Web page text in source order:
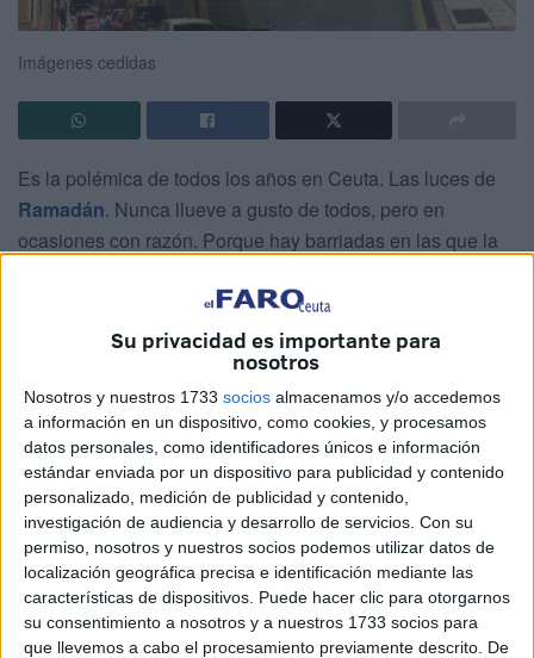
Su privacidad es importante para
nosotros
Nosotros y nuestros 1733 socios almacenamos y/o accedemos
a información en un dispositivo, como cookies, y procesamos
datos personales, como identificadores únicos e información
estándar enviada por un dispositivo para publicidad y contenido
personalizado, medición de publicidad y contenido,
investigación de audiencia y desarrollo de servicios. Con su
permiso, nosotros y nuestros socios podemos utilizar datos de
localización geográfica precisa e identificación mediante las
características de dispositivos. Puede hacer clic para otorgarnos
su consentimiento a nosotros y a nuestros 1733 socios para
que llevemos a cabo el procesamiento previamente descrito. De
Imágenes cedidas
Es la polémica de todos los años en Ceuta. Las luces de
Ramadán. Nunca llueve a gusto de todos, pero en
ocasiones con razón. Porque hay barriadas en las que la
anecdótico que razonado a conciencia.
Ha sucedido en Vicedo Martínez, un barrio que alza la voz
Príncipe Alfonso, en donde los vecinos no están
contentos con la distribución, algo que han recogido en
vídeos difundidos en redes sociales.